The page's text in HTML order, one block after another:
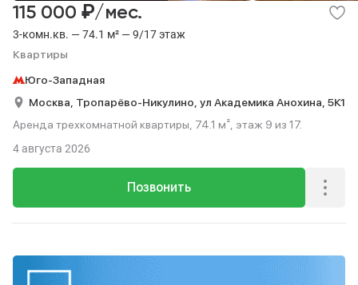
3-комн.кв. — 74.1 м² — 9/17 этаж
Квартиры
115 000 ₽/мес.
Юго-Западная
Москва, Тропарёво-Никулино, ул Академика Анохина, 5К1
Аренда трехкомнатной квартиры, 74.1 м², этаж 9 из 17.
Позвонить
4 августа 2026